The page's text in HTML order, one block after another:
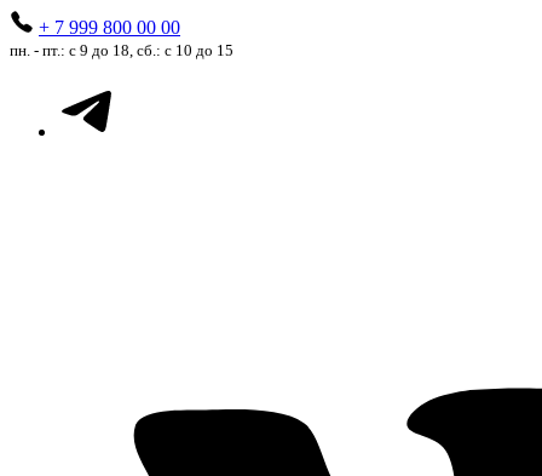
+ 7 999 800 00 00
пн. - пт.: с 9 до 18, сб.: с 10 до 15